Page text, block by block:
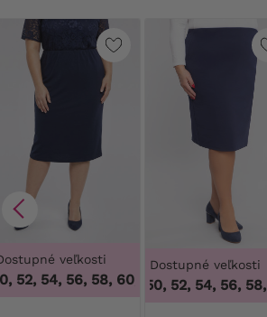
veľkosti
52, 54, 56, 58, 60, 62, 64,46, 48, 50,
Dostupné veľkosti
46, 48, 50, 52, 54, 56, 58,
46,